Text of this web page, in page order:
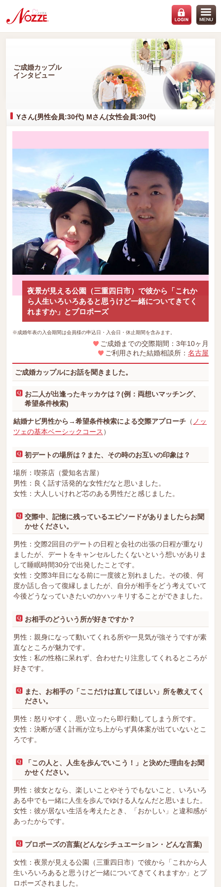
ご成婚カップル
インタビュー
Yさん(男性会員:30代) Mさん(女性会員:30代)
夜景が見える公園（三重四日市）で彼から「これか
ら人生いろいろあると思うけど一緒についてきてく
れますか」とプロポーズ
※成婚年表の入会期間は会員様の申込日・入会日・休止期間を含みます。
ご成婚までの交際期間：3年10ヶ月
ご利用された結婚相談所： 名古屋
ご成婚カップルにお話を聞きました。
お二人が出逢ったキッカケは？(例：両想いマッチング、
希望条件検索)
結婚ナビ男性から→希望条件検索による交際アプローチ （ ノッ
ツェの基本ベーシックコース ）
初デートの場所は？また、その時のお互いの印象は？
場所：喫茶店（愛知名古屋）
男性：良く話す活発的な女性だなと思いました。
女性：大人しいけれど芯のある男性だと感じました。
交際中、記憶に残っているエピソードがありましたらお聞
かせください。
男性：交際2回目のデートの日程と会社の出張の日程が重なり
ましたが、デートをキャンセルしたくないという想いがありま
して睡眠時間30分で出発したことです。
女性：交際3年目になる前に一度彼と別れました。その後、何
度か話し合って復縁しましたが、自分が相手をどう考えていて
今後どうなっていきたいのかハッキリすることができました。
お相手のどういう所が好きですか？
男性：親身になって動いてくれる所や一見気が強そうですが素
直なところが魅力です。
女性：私の性格に呆れず、合わせたり注意してくれるところが
好きです。
また、お相手の「ここだけは直してほしい」所を教えてく
ださい。
男性：怒りやすく、思い立ったら即行動してしまう所です。
女性：決断が遅く計画が立ち上がらず具体案が出ていないとこ
ろです。
「この人と、人生を歩んでいこう！」と決めた理由をお聞
かせください。
男性：彼女となら、楽しいことやそうでもないこと、いろいろ
ある中でも一緒に人生を歩んでゆける人なんだと思いました。
女性：彼が居ない生活を考えたとき、「おかしい」と違和感が
あったからです。
プロポーズの言葉(どんなシチュエーション・どんな言葉)
女性：夜景が見える公園（三重四日市）で彼から「これから人
生いろいろあると思うけど一緒についてきてくれますか」とプ
ロポーズされました。